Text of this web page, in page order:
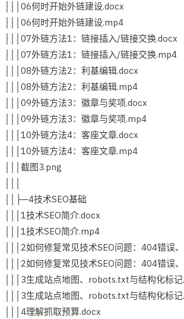
│││06何时开始外链建设.docx
│││06何时开始外链建设.mp4
│││07外链方法1：链接插入/链接交换.docx
│││07外链方法1：链接插入/链接交换.mp4
│││08外链方法2：利基编辑.docx
│││08外链方法2：利基编辑.mp4
│││09外链方法3：徽章与奖项.docx
│││09外链方法3：徽章与奖项.mp4
│││10外链方法4：客座文章.docx
│││10外链方法4：客座文章.mp4
│││截图3.png
││├─4技术SEO基础
│││1技术SEO简介.docx
│││1技术SEO简介.mp4
│││2如何修复常见技术SEO问题：404错误
│││2如何修复常见技术SEO问题：404错误
│││3生成站点地图、robots.txt与结构化标
│││3生成站点地图、robots.txt与结构化标
│││4理解抓取预算.docx